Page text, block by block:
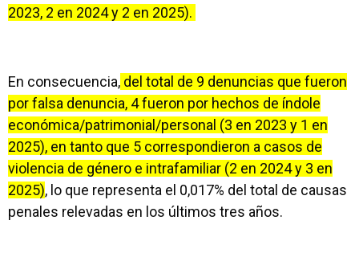
2023, 2 en 2024 y 2 en 2025).
En consecuencia, del total de 9 denuncias que fueron
por falsa denuncia, 4 fueron por hechos de índole
económica/patrimonial/personal (3 en 2023 y 1 en
2025), en tanto que 5 correspondieron a casos de
violencia de género e intrafamiliar (2 en 2024 y 3 en
2025), lo que representa el 0,017% del total de causas
penales relevadas en los últimos tres años.